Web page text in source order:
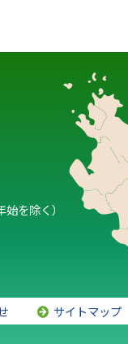
を除く）
サイトマップ